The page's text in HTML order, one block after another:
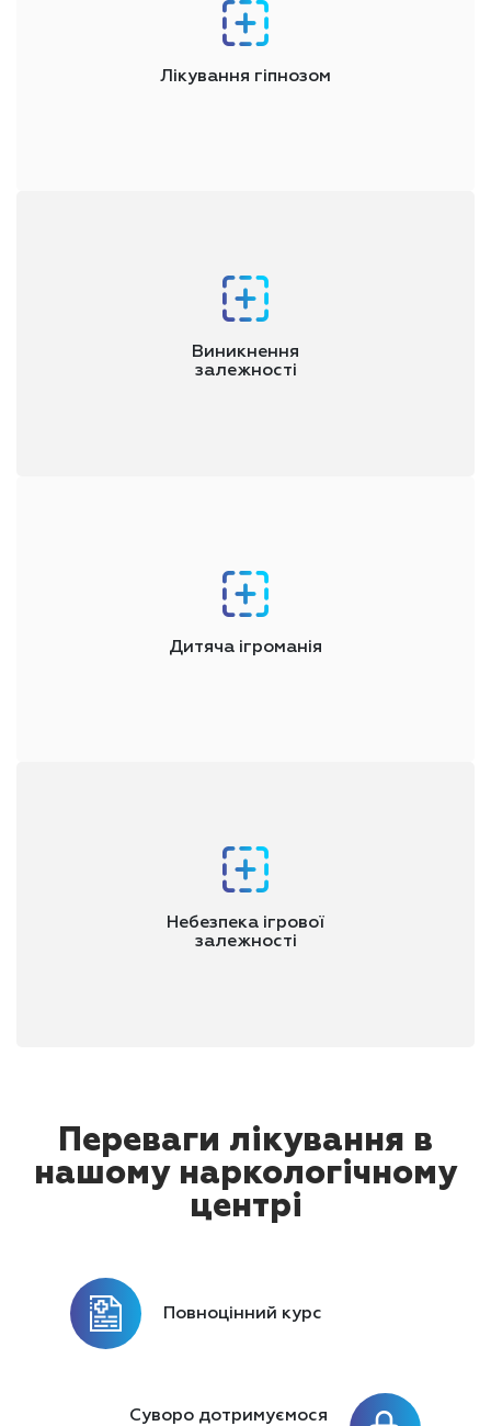
Лікування гіпнозом
Виникнення
залежності
Дитяча ігроманія
Небезпека ігрової
залежності
Переваги лікування в
нашому наркологічному
центрі
Повноцінний курс
Суворо дотримуємося